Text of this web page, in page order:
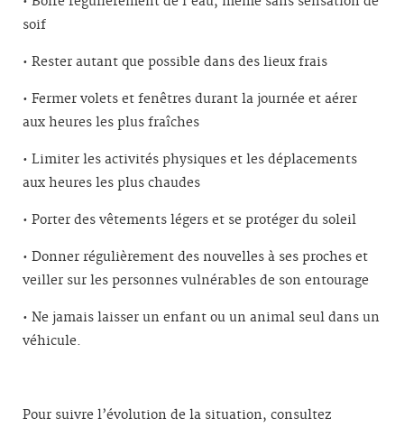
soif
• Rester autant que possible dans des lieux frais
• Fermer volets et fenêtres durant la journée et aérer
aux heures les plus fraîches
• Limiter les activités physiques et les déplacements
aux heures les plus chaudes
• Porter des vêtements légers et se protéger du soleil
• Donner régulièrement des nouvelles à ses proches et
veiller sur les personnes vulnérables de son entourage
• Ne jamais laisser un enfant ou un animal seul dans un
véhicule.
Pour suivre l’évolution de la situation, consultez